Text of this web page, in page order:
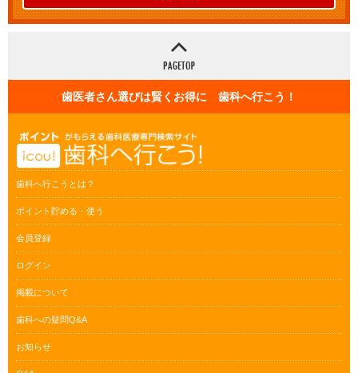
歯医者さん選びは賢くお得に 歯科へ行こう！
歯科へ行こうとは？
ポイント貯める・使う
会員登録
ログイン
掲載について
歯科への疑問Q&A
お知らせ